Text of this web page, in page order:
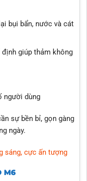
bụi bẩn, nước và cát
giúp thảm không
người dùng
sự bền bỉ, gọn gàng
ngày.
sáng, cực ấn tượng
M6